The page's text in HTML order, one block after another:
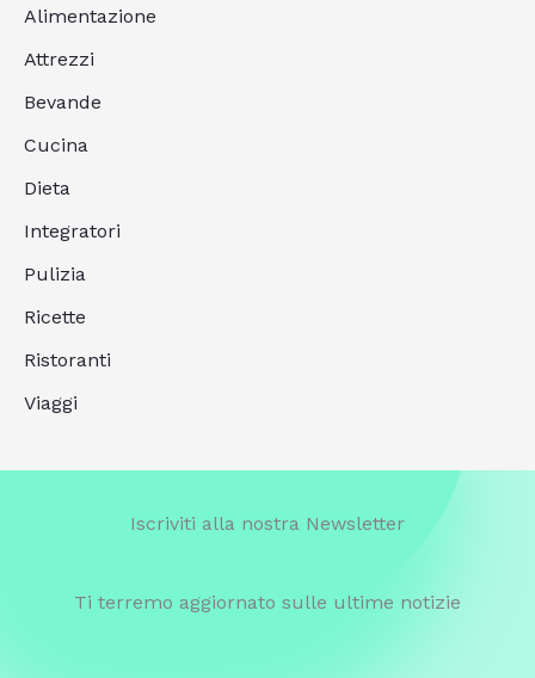
Alimentazione
Attrezzi
Bevande
Cucina
Dieta
Integratori
Pulizia
Ricette
Ristoranti
Viaggi
Iscriviti alla nostra Newsletter
Ti terremo aggiornato sulle ultime notizie